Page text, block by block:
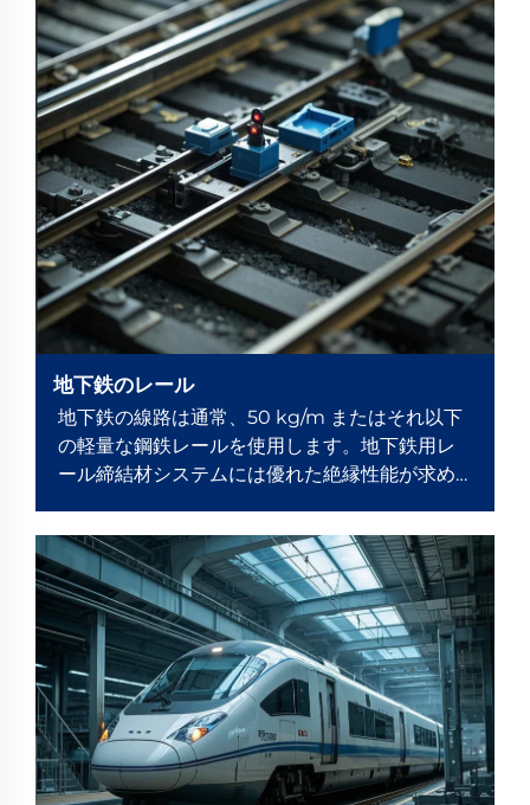
地下鉄のレール
地下鉄の線路は通常、50 kg/m またはそれ以下
の軽量な鋼鉄レールを使用します。地下鉄用レ
ール締結材システムには優れた絶縁性能が求め
および信号システムを持つためです。ま...